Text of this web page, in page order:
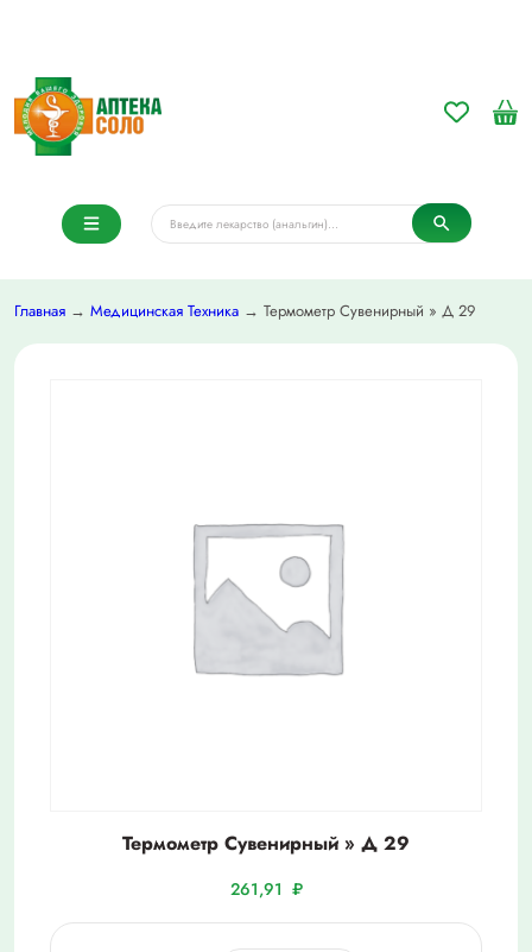
Главная → Медицинская Техника → Термометр Сувенирный » Д 29
Термометр Сувенирный » Д 29
261,91 ₽